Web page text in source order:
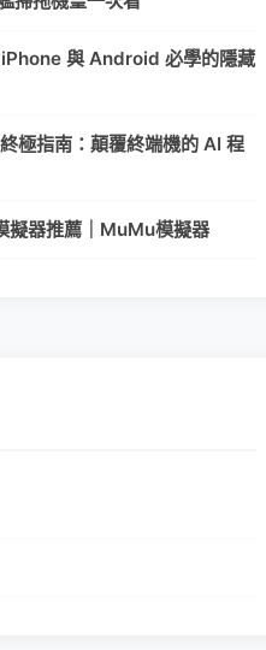
與 Android 必學的隱藏
極指南：顛覆終端機的 AI 程
擬器推薦｜MuMu模擬器